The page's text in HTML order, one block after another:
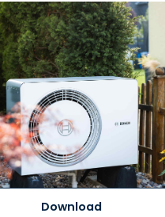
Download